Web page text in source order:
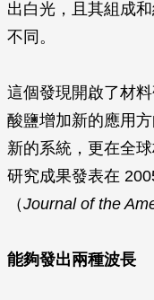
出白光，且其組成
不同。
這個發現開啟了材
酸鹽增加新的應用
新的系統，更在全
研究成果發表在
（Journal of the
能夠發出兩種波長